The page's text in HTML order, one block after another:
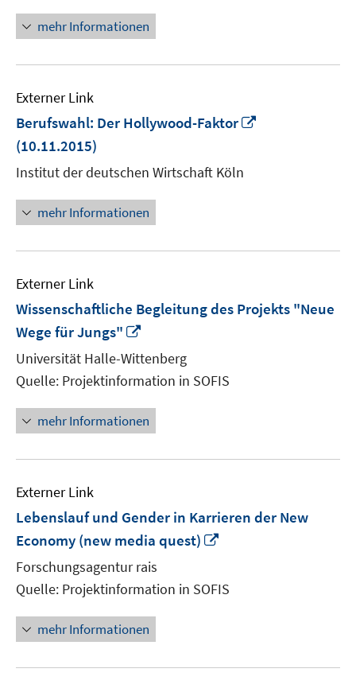
mehr Informationen
Externer Link
Berufswahl: Der Hollywood-Faktor
(10.11.2015)
Institut der deutschen Wirtschaft Köln
mehr Informationen
Externer Link
Wissenschaftliche Begleitung des Projekts "Neue
Wege für Jungs"
neuem
Fenster
öffnen
Universität Halle-Wittenberg
Quelle: Projektinformation in SOFIS
mehr Informationen
Externer Link
Lebenslauf und Gender in Karrieren der New
Economy (new media quest)
öffnen
Forschungsagentur rais
Quelle: Projektinformation in SOFIS
mehr Informationen